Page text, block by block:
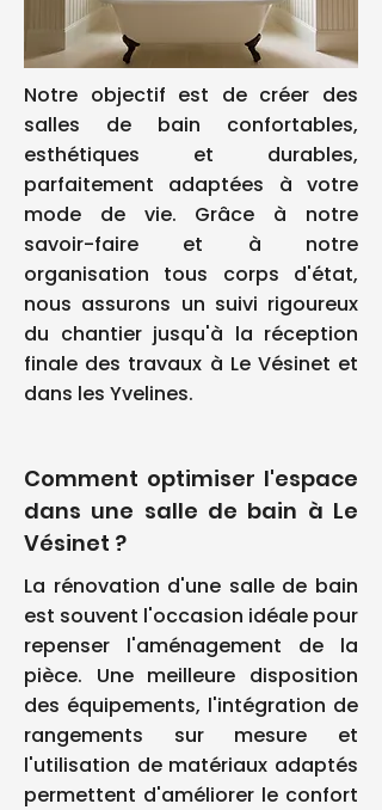
Notre objectif est de créer des
salles de bain confortables,
esthétiques et durables,
parfaitement adaptées à votre
mode de vie. Grâce à notre
savoir-faire et à notre
organisation tous corps d'état,
nous assurons un suivi rigoureux
du chantier jusqu'à la réception
finale des travaux à Le Vésinet et
dans les Yvelines.
Comment optimiser l'espace
dans une salle de bain à Le
Vésinet ?
La rénovation d'une salle de bain
est souvent l'occasion idéale pour
repenser l'aménagement de la
pièce. Une meilleure disposition
des équipements, l'intégration de
rangements sur mesure et
l'utilisation de matériaux adaptés
permettent d'améliorer le confort